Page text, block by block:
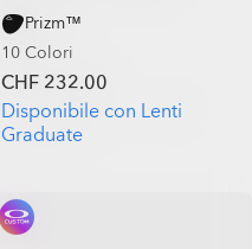
Prizm™
10 Colori
CHF 232.00
Disponibile con Lenti
Graduate